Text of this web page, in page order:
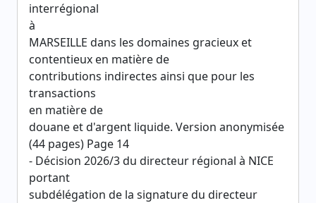
interrégional
à
MARSEILLE dans les domaines gracieux et
contentieux en matière de
contributions indirectes ainsi que pour les
transactions
en matière de
douane et d'argent liquide. Version anonymisée
(44 pages) Page 14
- Décision 2026/3 du directeur régional à NICE
portant
subdélégation de la signature du directeur